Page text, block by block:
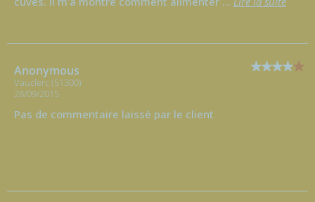
Anonymous
Vauclerc (51300)
28/09/2015
Pas de commentaire laissé par le client